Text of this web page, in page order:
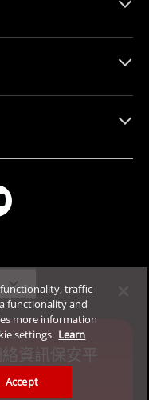
expand_more
資訊保安平
traffic
functionality and
more information
settings. Learn
Accept